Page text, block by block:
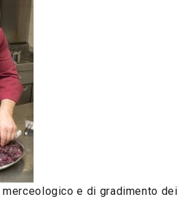
e di gradimento dei